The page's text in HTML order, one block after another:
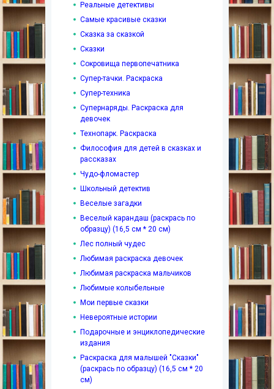
Реальные детективы
Самые красивые сказки
Сказка за сказкой
Сказки
Сокровища первопечатника
Супер-тачки. Раскраска
Супер-техника
Супернаряды. Раскраска для
девочек
Технопарк. Раскраска
Философия для детей в сказках и
рассказах
Чудо-фломастер
Школьный детектив
Веселые загадки
Веселый карандаш (раскрась по
образцу) (16,5 см * 20 см)
Лес полный чудес
Любимая раскраска девочек
Любимая раскраска мальчиков
Любимые колыбельные
Мои первые сказки
Невероятные истории
Подарочные и энциклопедические
издания
Раскраска для малышей "Сказки"
(раскрась по образцу) (16,5 см * 20
см)